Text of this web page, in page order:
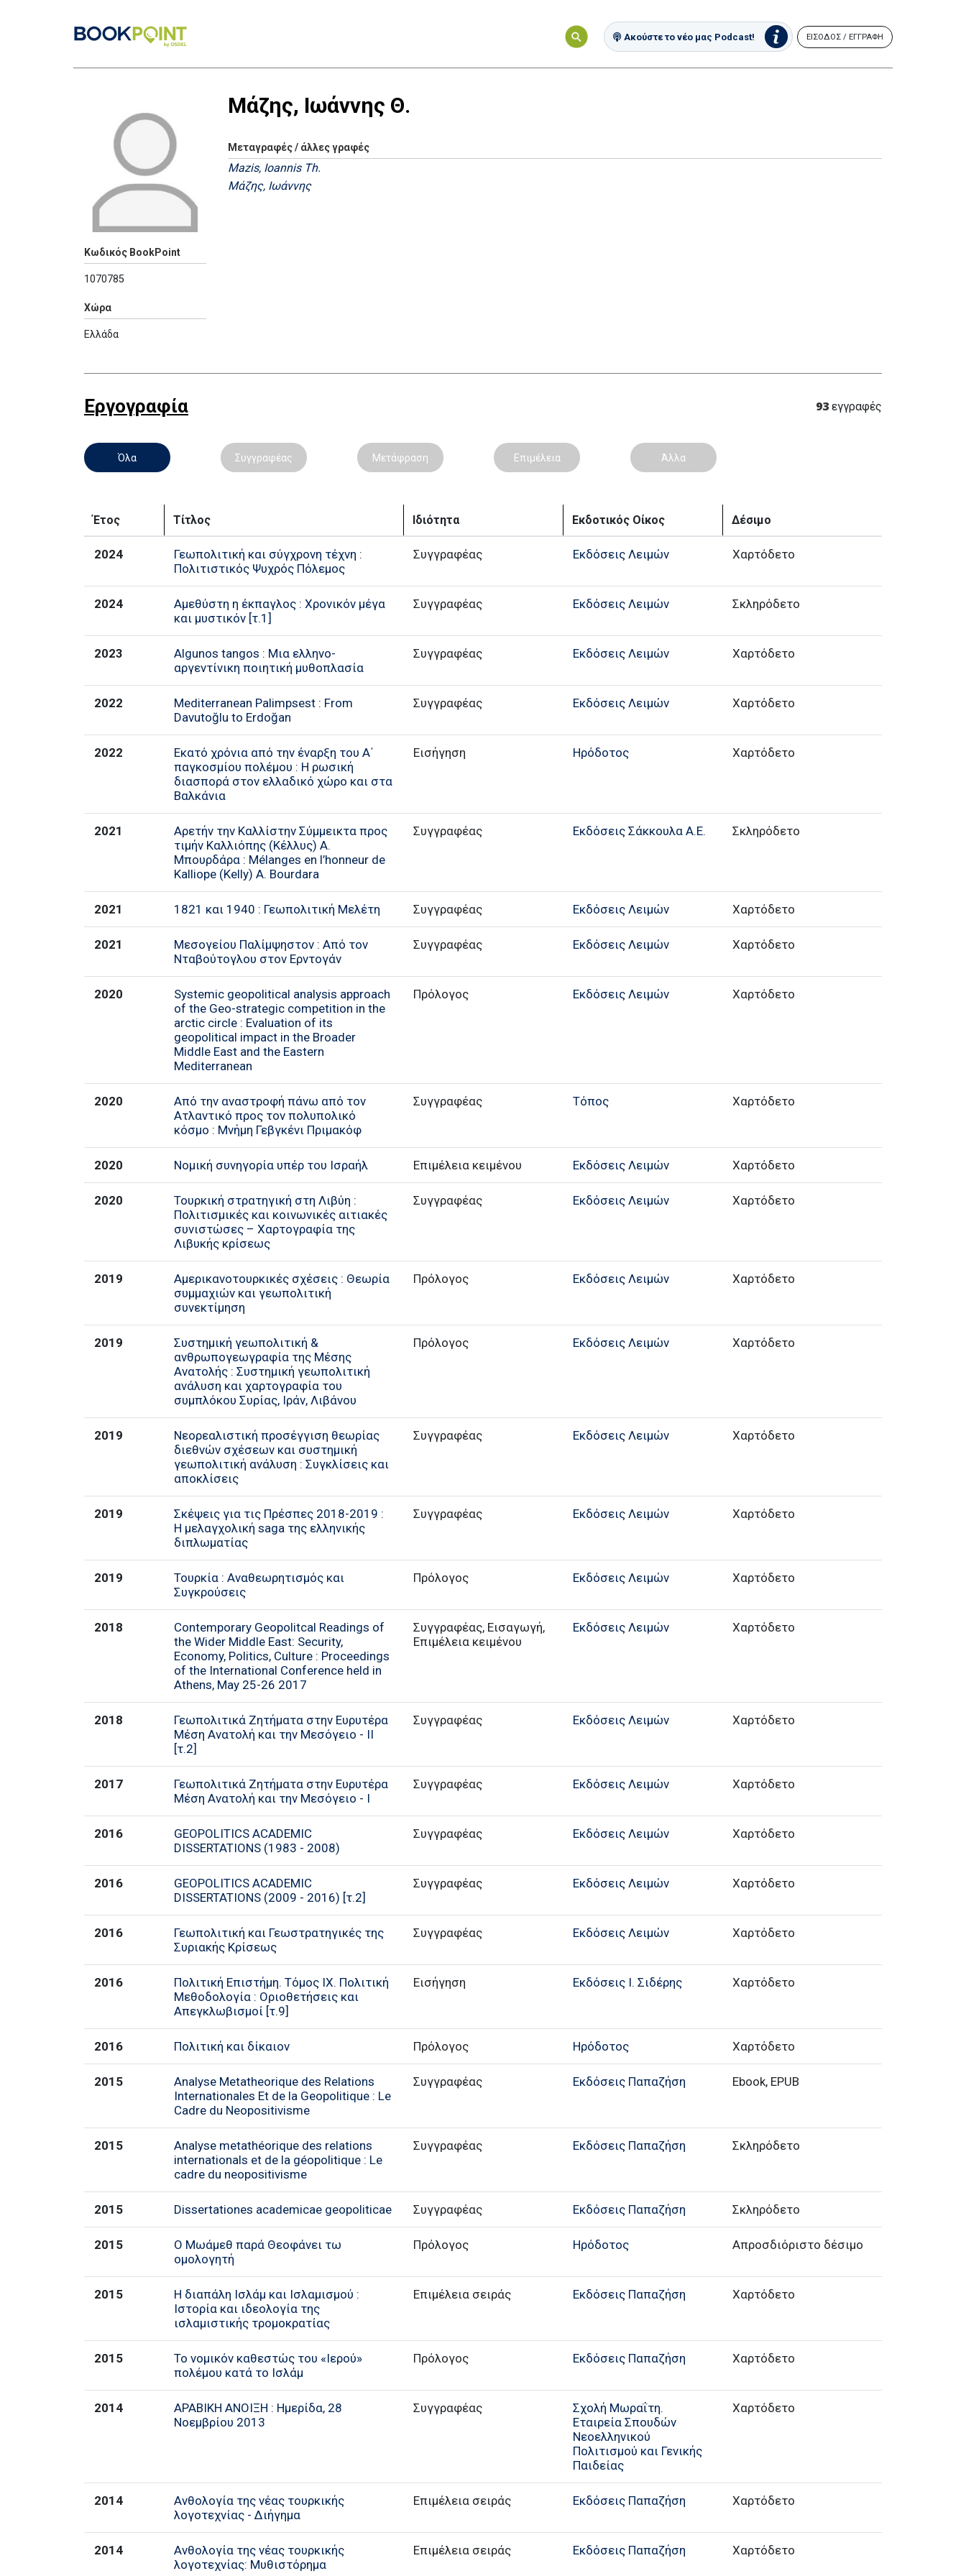
Ακούστε το νέο μας Podcast! ΕΙΣΟΔΟΣ / ΕΓΓΡΑΦΗ
Κωδικός BookPoint
1070785
Χώρα
Ελλάδα
Μάζης, Ιωάννης Θ.
Μεταγραφές / άλλες γραφές
Mazis, Ioannis Th.
Μάζης, Ιωάννης
Εργογραφία 93 εγγραφές
Όλα Συγγραφέας Μετάφραση Επιμέλεια Άλλα
Έτος Τίτλος Ιδιότητα Εκδοτικός Οίκος Δέσιμο
2024
Γεωπολιτική και σύγχρονη τέχνη :
Πoλιτιστικός Ψυχρός Πόλεμος
Συγγραφέας Εκδόσεις Λειμών Χαρτόδετο
2024
Αμεθύστη η έκπαγλος : Χρονικόν μέγα
και μυστικόν [τ.1]
Συγγραφέας Εκδόσεις Λειμών Σκληρόδετο
2023
Algunos tangos : Μια ελληνο-
αργεντίνικη ποιητική μυθοπλασία
Συγγραφέας Εκδόσεις Λειμών Χαρτόδετο
2022
Mediterranean Palimpsest : From
Davutoğlu to Erdoğan
Συγγραφέας Εκδόσεις Λειμών Χαρτόδετο
2022
Εκατό χρόνια από την έναρξη του Α΄
παγκοσμίου πολέμου : Η ρωσική
διασπορά στον ελλαδικό χώρο και στα
Βαλκάνια
Εισήγηση Ηρόδοτος Χαρτόδετο
2021
Αρετήν την Καλλίστην Σύμμεικτα προς
τιμήν Καλλιόπης (Κέλλυς) Α.
Μπουρδάρα : Mélanges en l’honneur de
Kalliope (Kelly) A. Bourdara
Συγγραφέας Εκδόσεις Σάκκουλα Α.Ε. Σκληρόδετο
2021 1821 και 1940 : Γεωπολιτική Μελέτη Συγγραφέας Εκδόσεις Λειμών Χαρτόδετο
2021
Μεσογείου Παλίμψηστον : Από τον
Νταβούτογλου στον Ερντογάν
Συγγραφέας Εκδόσεις Λειμών Χαρτόδετο
2020
Systemic geopolitical analysis approach
of the Geo-strategic competition in the
arctic circle : Evaluation of its
geopolitical impact in the Broader
Middle East and the Eastern
Mediterranean
Πρόλογος Εκδόσεις Λειμών Χαρτόδετο
2020
Από την αναστροφή πάνω από τον
Ατλαντικό προς τον πολυπολικό
κόσµο : Μνήμη Γεβγκένι Πριμακόφ
Συγγραφέας Τόπος Χαρτόδετο
2020 Νομική συνηγορία υπέρ του Ισραήλ Επιμέλεια κειμένου Εκδόσεις Λειμών Χαρτόδετο
2020
Τουρκική στρατηγική στη Λιβύη :
Πολιτισμικές και κοινωνικές αιτιακές
συνιστώσες – Χαρτογραφία της
Λιβυκής κρίσεως
Συγγραφέας Εκδόσεις Λειμών Χαρτόδετο
2019
Αμερικανοτουρκικές σχέσεις : Θεωρία
συμμαχιών και γεωπολιτική
συνεκτίμηση
Πρόλογος Εκδόσεις Λειμών Χαρτόδετο
2019
Συστημική γεωπολιτική &
ανθρωπογεωγραφία της Μέσης
Ανατολής : Συστημική γεωπολιτική
ανάλυση και χαρτογραφία του
συμπλόκου Συρίας, Ιράν, Λιβάνου
Πρόλογος Εκδόσεις Λειμών Χαρτόδετο
2019
Νεορεαλιστική προσέγγιση θεωρίας
διεθνών σχέσεων και συστημική
γεωπολιτική ανάλυση : Συγκλίσεις και
αποκλίσεις
Συγγραφέας Εκδόσεις Λειμών Χαρτόδετο
2019
Σκέψεις για τις Πρέσπες 2018-2019 :
Η μελαγχολική saga της ελληνικής
διπλωματίας
Συγγραφέας Εκδόσεις Λειμών Χαρτόδετο
2019
Τουρκία : Αναθεωρητισμός και
Συγκρούσεις
Πρόλογος Εκδόσεις Λειμών Χαρτόδετο
2018
Contemporary Geopolitcal Readings of
the Wider Middle East: Security,
Economy, Politics, Culture : Proceedings
of the International Conference held in
Athens, May 25-26 2017
Συγγραφέας, Εισαγωγή,
Επιμέλεια κειμένου
Εκδόσεις Λειμών Χαρτόδετο
2018
Γεωπολιτικά Ζητήματα στην Ευρυτέρα
Μέση Ανατολή και την Μεσόγειο - ΙΙ
[τ.2]
Συγγραφέας Εκδόσεις Λειμών Χαρτόδετο
2017
Γεωπολιτικά Ζητήματα στην Ευρυτέρα
Μέση Ανατολή και την Μεσόγειο - Ι
Συγγραφέας Εκδόσεις Λειμών Χαρτόδετο
2016
GEOPOLITICS ACADEMIC
DISSERTATIONS (1983 - 2008)
Συγγραφέας Εκδόσεις Λειμών Χαρτόδετο
2016
GEOPOLITICS ACADEMIC
DISSERTATIONS (2009 - 2016) [τ.2]
Συγγραφέας Εκδόσεις Λειμών Χαρτόδετο
2016
Γεωπολιτική και Γεωστρατηγικές της
Συριακής Κρίσεως
Συγγραφέας Εκδόσεις Λειμών Χαρτόδετο
2016
Πολιτική Επιστήμη. Τόμος IX. Πολιτική
Μεθοδολογία : Οριοθετήσεις και
Απεγκλωβισμοί [τ.9]
Εισήγηση Εκδόσεις Ι. Σιδέρης Χαρτόδετο
2016 Πολιτική και δίκαιον Πρόλογος Ηρόδοτος Χαρτόδετο
2015
Analyse Metatheorique des Relations
Internationales Et de la Geopolitique : Le
Cadre du Neopositivisme
Συγγραφέας Εκδόσεις Παπαζήση Ebook, EPUB
2015
Analyse metathéorique des relations
internationals et de la géopolitique : Le
cadre du neopositivisme
Συγγραφέας Εκδόσεις Παπαζήση Σκληρόδετο
2015 Dissertationes academicae geopoliticae Συγγραφέας Εκδόσεις Παπαζήση Σκληρόδετο
2015
O Mωάμεθ παρά Θεοφάνει τω
ομολογητή
Πρόλογος Ηρόδοτος Απροσδιόριστο δέσιμο
2015
Η διαπάλη Ισλάμ και Ισλαμισμού :
Ιστορία και ιδεολογία της
ισλαμιστικής τρομοκρατίας
Επιμέλεια σειράς Εκδόσεις Παπαζήση Χαρτόδετο
2015
Το νομικόν καθεστώς του «Ιερού»
πολέμου κατά το Ισλάμ
Πρόλογος Εκδόσεις Παπαζήση Χαρτόδετο
2014
ΑΡΑΒΙΚΗ ΑΝΟΙΞΗ : Ημερίδα, 28
Νοεμβρίου 2013
Συγγραφέας
Σχολή Μωραΐτη.
Εταιρεία Σπουδών
Νεοελληνικού
Πολιτισμού και Γενικής
Παιδείας
Χαρτόδετο
2014
Ανθολογία της νέας τουρκικής
λογοτεχνίας - Διήγημα
Επιμέλεια σειράς Εκδόσεις Παπαζήση Χαρτόδετο
2014
Ανθολογία της νέας τουρκικής
λογοτεχνίας: Μυθιστόρημα
Επιμέλεια σειράς Εκδόσεις Παπαζήση Χαρτόδετο